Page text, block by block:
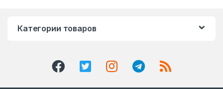
Категории товаров